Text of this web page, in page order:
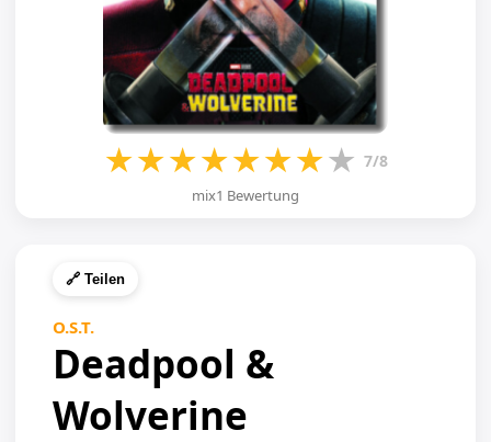
★★★★★★★★ 7/8
mix1 Bewertung
🔗 Teilen
O.S.T.
Deadpool &
Wolverine